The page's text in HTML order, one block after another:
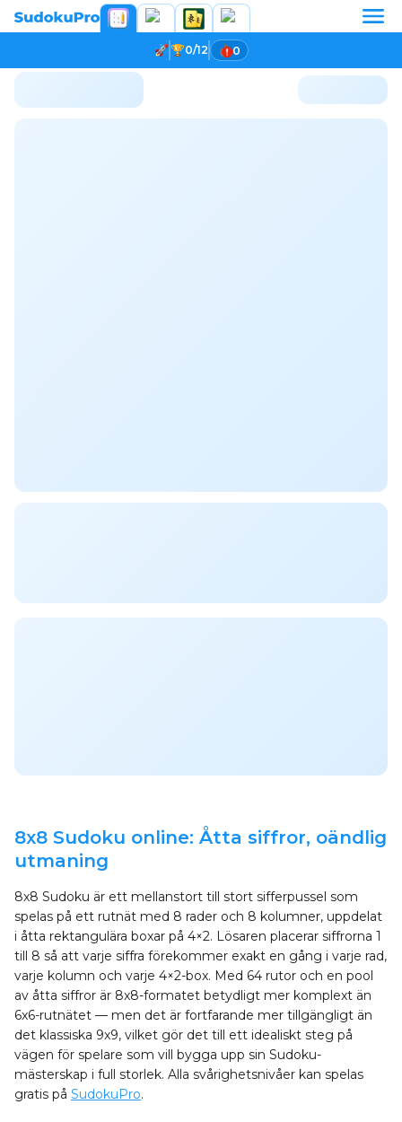
0/12 0
8x8 Sudoku online: Åtta siffror, oändlig
utmaning
8x8 Sudoku är ett mellanstort till stort sifferpussel som
spelas på ett rutnät med 8 rader och 8 kolumner, uppdelat
i åtta rektangulära boxar på 4×2. Lösaren placerar siffrorna 1
till 8 så att varje siffra förekommer exakt en gång i varje rad,
varje kolumn och varje 4×2-box. Med 64 rutor och en pool
av åtta siffror är 8x8-formatet betydligt mer komplext än
6x6-rutnätet — men det är fortfarande mer tillgängligt än
det klassiska 9x9, vilket gör det till ett idealiskt steg på
vägen för spelare som vill bygga upp sin Sudoku-
mästerskap i full storlek. Alla svårighetsnivåer kan spelas
gratis på SudokuPro.